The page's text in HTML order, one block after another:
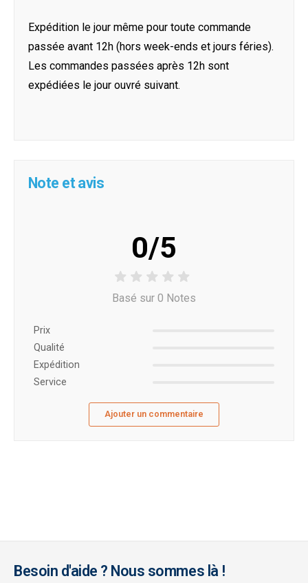
Expédition le jour même pour toute commande
passée avant 12h (hors week-ends et jours féries).
Les commandes passées après 12h sont
expédiées le jour ouvré suivant.
Note et avis
0/5
Basé sur 0 Notes
Prix ​​
Qualité
Expédition
Service
Ajouter un commentaire
Besoin d'aide ? Nous sommes là !